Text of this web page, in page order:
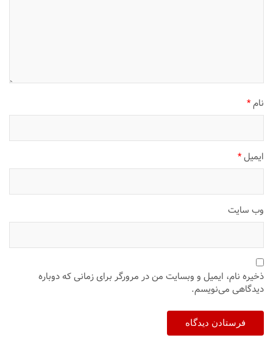
نام*
ایمیل*
وب‌ سایت
ذخیره نام، ایمیل و وبسایت من در مرورگر برای زمانی که دوباره
دیدگاهی می‌نویسم.